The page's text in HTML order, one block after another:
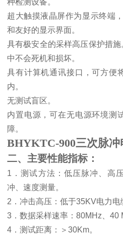
种检测设备。
超大触摸液晶屏作为显示终端
和友好的显示界面。
具有极安全的采样高压保护措
中不会死机和损坏。
具有计算机通讯接口，可方便
内。
无测试盲区。
内置电源，可在无电源环境测
障。
BHYKTC-900三次脉
二、主要性能指标：
1 ．测试方法：低压脉冲、高
冲、速度测量。
2 ．冲击高压：低于35KV电力电
3 ．数据采样速率： 80MHz 40
4 ．测试距离： ＞ 30Km。